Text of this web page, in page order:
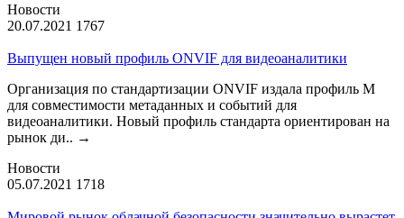
Новости
20.07.2021 1767
Выпущен новый профиль ONVIF для видеоаналитики
Организация по стандартизации ONVIF издала профиль М
для совместимости метаданных и событий для
видеоаналитики. Новый профиль стандарта ориентирован на
рынок ди.. →
Новости
05.07.2021 1718